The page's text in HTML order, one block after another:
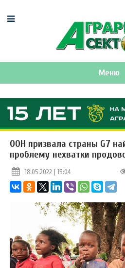
Меню
ООН призвала страны G7
проблему нехватки
18.05.2022 | 15:04